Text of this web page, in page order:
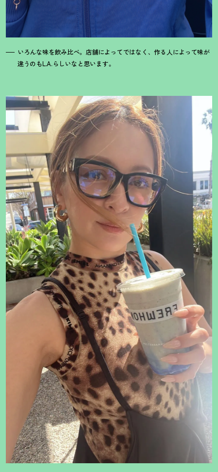
いろんな味を飲み比べ。店舗によってではなく、作る人によって味が
違うのもL.A.らしいなと思います。